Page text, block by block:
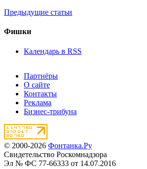
Предыдущие статьи
Фишки
Календарь в RSS
Партнёры
О сайте
Контакты
Реклама
Бизнес-трибуна
© 2000-2026 Фонтанка.Ру
Свидетельство Роскомнадзора
Эл № ФС 77-66333 от 14.07.2016